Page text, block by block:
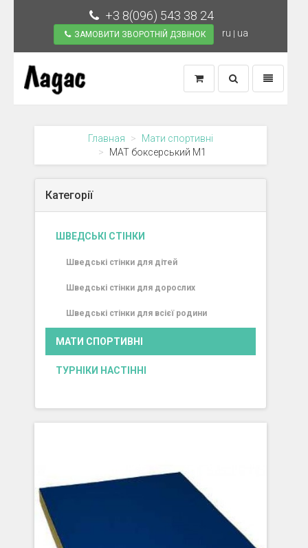
+3 8(096) 543 38 24
ЗАМОВИТИ ЗВОРОТНІЙ ДЗВІНОК ru ua
Toggle
Navigation
Toggle
Search
Главная
Мати спортивні
МАТ боксерський М1
Категорії
ШВЕДСЬКІ СТІНКИ
Шведські стінки для дітей
Шведські стінки для дорослих
Шведські стінки для всієї родини
МАТИ СПОРТИВНІ
ТУРНІКИ НАСТІННІ